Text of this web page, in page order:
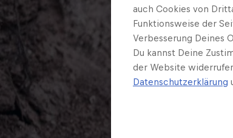
auch Cookies von
Funktionsweise der
Verbesserung Deines
Du kannst Deine
der Website
Datenschutzerklärung